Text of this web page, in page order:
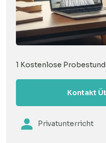
1 Kostenlose
Kontakt
Privatunterricht